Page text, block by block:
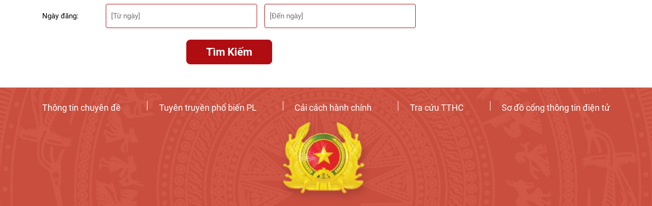
Ngày đăng:
Tìm Kiếm
Thông tin chuyên đề Tuyên truyền phổ biến PL Cải cách hành chính Tra cứu TTHC
Sơ đồ cổng thông tin điện tử